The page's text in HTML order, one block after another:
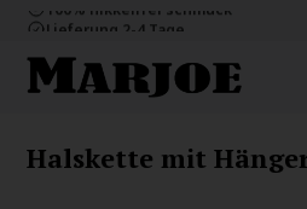
Lieferung 2-4 Tage
E-mark webshop
100% nikkelfrei schmuck
Lieferung 2-4 Tage
Halskette mit